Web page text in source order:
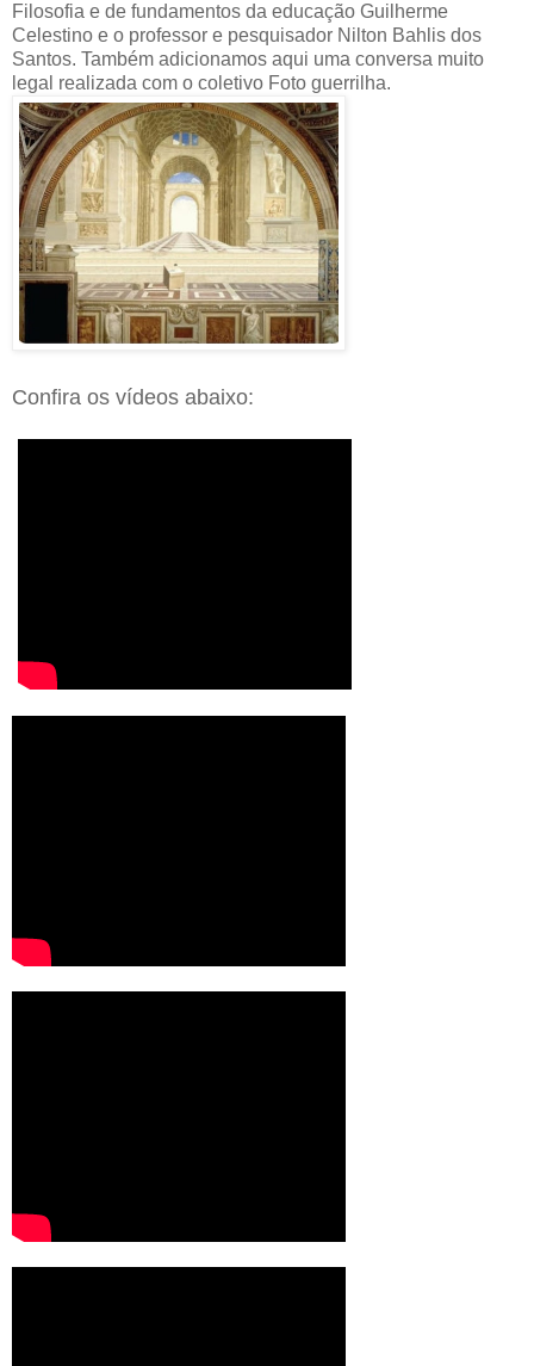
Filosofia e de fundamentos da educação Guilherme
Celestino e o professor e pesquisador Nilton Bahlis dos
Santos. Também adicionamos aqui uma conversa muito
legal realizada com o coletivo Foto guerrilha.
Confira os vídeos abaixo: